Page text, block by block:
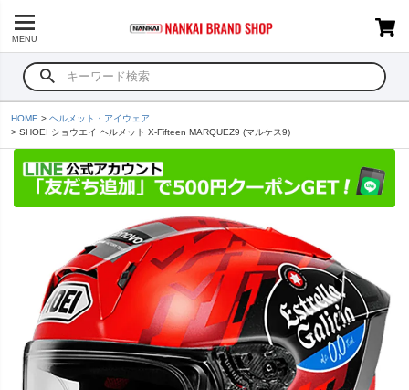
MENU
HOME
ヘルメット・アイウェア
SHOEI ショウエイ ヘルメット X-Fifteen MARQUEZ9 (マルケス9)